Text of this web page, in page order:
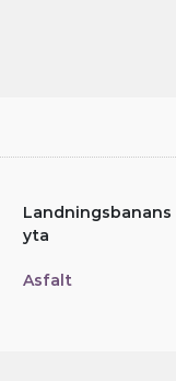
Landningsbanans
yta
Asfalt